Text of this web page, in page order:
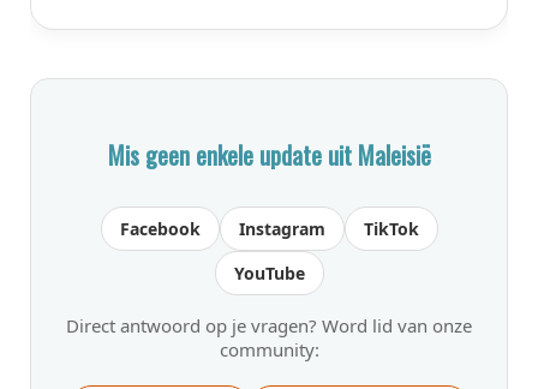
Mis geen enkele update uit Maleisië
Facebook Instagram
TikTok
YouTube
Direct antwoord op je vragen? Word lid van onze
community: